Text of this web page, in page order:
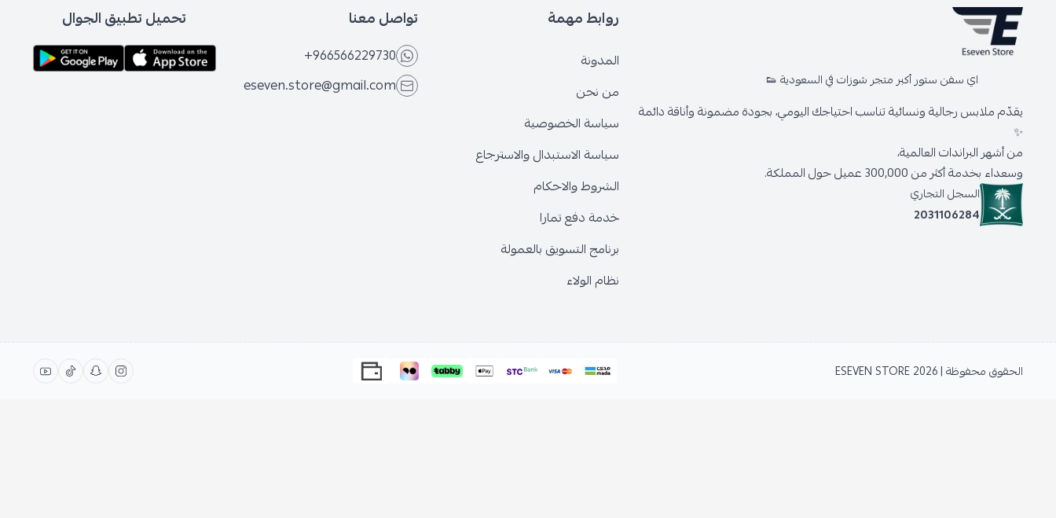
اي سفن ستور أكبر متجر شوزات في السعودية 👟
يقدّم ملابس رجالية ونسائية تناسب احتياجك اليومي، بجودة مضمونة وأناقة دائمة
✨
من أشهر البراندات العالمية،
وسعداء بخدمة أكثر من 300,000 عميل حول المملكة.
السجل التجاري
2031106284
روابط مهمة
المدونة
من نحن
سياسة الخصوصية
سياسة الاستبدال والاسترجاع
الشروط والاحكام
خدمة دفع تمارا
برنامج التسويق بالعمولة
نظام الولاء
تواصل معنا
+966566229730
eseven.store@gmail.com
تحميل تطبيق الجوال
الحقوق محفوظة | 2026 ESEVEN STORE